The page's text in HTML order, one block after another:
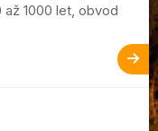
1000 let, obvod